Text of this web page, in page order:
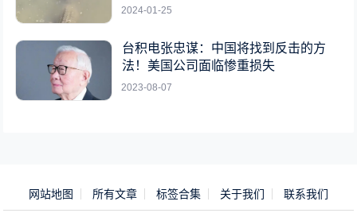
2024-01-25
台积电张忠谋：中国将找到反击的方
法！美国公司面临惨重损失
2023-08-07
网站地图 所有文章 标签合集 关于我们 联系我们